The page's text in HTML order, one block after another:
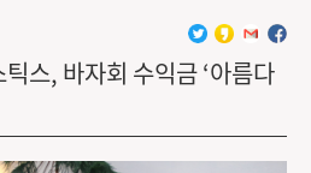
스, 바자회 수익금 ‘아름다